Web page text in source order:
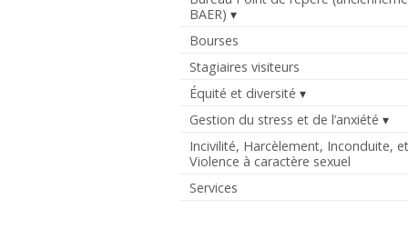
BAER)
Bourses
Stagiaires visiteurs
Équité et diversité
Gestion du stress et de l’anxiété
Incivilité, Harcèlement, Inconduite,
Violence à caractère sexuel
Services